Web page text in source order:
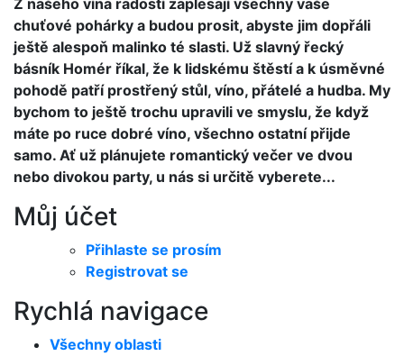
Z našeho vína radostí zaplesají všechny vaše
chuťové pohárky a budou prosit, abyste jim dopřáli
ještě alespoň malinko té slasti. Už slavný řecký
básník Homér říkal, že k lidskému štěstí a k úsměvné
pohodě patří prostřený stůl, víno, přátelé a hudba. My
bychom to ještě trochu upravili ve smyslu, že když
máte po ruce dobré víno, všechno ostatní přijde
samo. Ať už plánujete romantický večer ve dvou
nebo divokou party, u nás si určitě vyberete...
Můj účet
Přihlaste se prosím
Registrovat se
Rychlá navigace
Všechny oblasti